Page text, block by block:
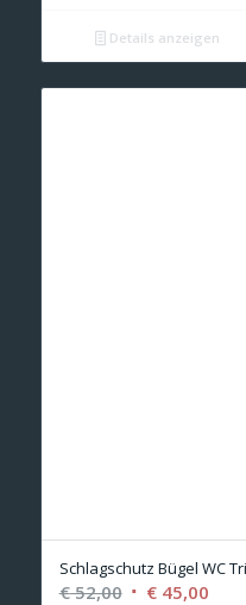
Details anzeigen
Schlagschutz Bügel WC
€52,00 Ursprünglicher
€45,00